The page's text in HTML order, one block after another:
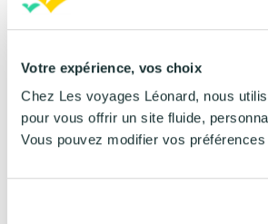
Votre expérience, vos choix
Chez Les voyages Léonard, nous utilisons des cookies
pour vous offrir un site fluide,
Vous pouvez modifier vos
Egypte croisière sur le
Egypte